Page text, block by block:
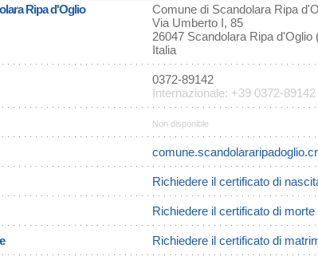
Ripa d'Oglio
Comune di Scandolara Ripa
Via Umberto I, 85
26047 Scandolara Ripa d'Oglio
Italia
0372-89142
Internazionale: +39 0372-89142
Non disponible
Richiedere il certificato di
Richiedere il certificato di
Richiedere il certificato di